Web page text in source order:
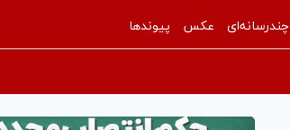
چندرسانه‌ای عکس پیوندها